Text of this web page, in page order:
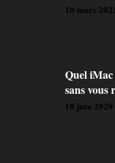
10 mars
Quel
sans vous
18 juin 2020